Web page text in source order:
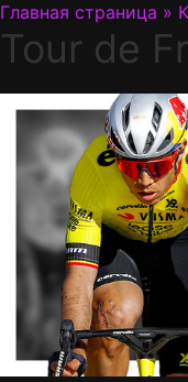
Главная страница »
Tour de